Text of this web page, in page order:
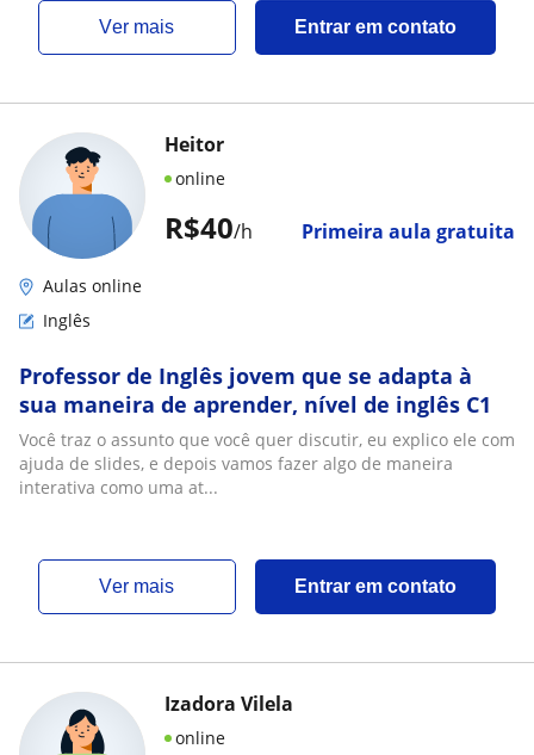
ver mais Entrar em contato
R$40/h Primeira aula gratuita
Heitor
online
Aulas online
Inglês
Professor de Inglês jovem que se adapta à
sua maneira de aprender, nível de inglês C1
Você traz o assunto que você quer discutir, eu explico ele com
ajuda de slides, e depois vamos fazer algo de maneira
interativa como uma at...
ver mais Entrar em contato
Izadora Vilela
online